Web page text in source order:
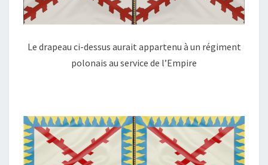
Le drapeau ci-dessus aurait appartenu à un régiment
polonais au service de l’Empire